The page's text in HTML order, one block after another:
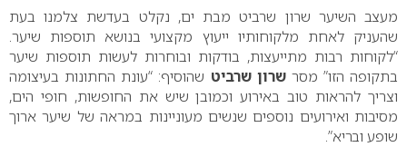
מעצב השיער שרון שרביט מבת ים, נקלט בעדשת צלמנו בעת
שהעניק לאחת מלקוחותיו ייעוץ מקצועי בנושא תוספות שיער.
“לקוחות רבות מתייעצות, בודקות ובוחרות לעשות תוספות שיער
בתקופה הזו” מסרשרון שרביט שהוסיף: “עונת החתונות בעיצומה
וצריך להראות טוב באירוע וכמובן שיש את החופשות, חופי הים,
מסיבות ואירועים נוספים שנשים מעוניינות במראה של שיער ארוך
שופע ובריא”.